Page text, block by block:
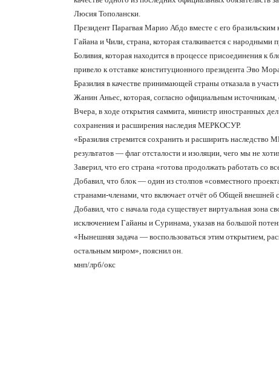
Люсия Тополански.
Президент Парагвая Марио Абдо вместе с его
Гайана и Чили, страна, которая сталкивается с народными
Боливия, которая находится в процессе присоединения к
привело к отставке конституционного президента Эво
Бразилия в качестве принимающей страны отказала в
Жанин Аньес, которая, согласно официальным источникам,
Вчера, в ходе открытия саммита, министр иностранных
сохранения и расширения наследия МЕРКОСУР.
«Бразилия стремится сохранить и расширить
результатов — флаг отсталости и изоляции, чего мы не
Заверил, что его страна «готова продолжать работать
Добавил, что блок — один из столпов «совместного
странами-членами, что включает отчёт об Общей внешней
Добавил, что с начала года существует виртуальная
исключением Гайаны и Суринама, указав на большой
«Нынешняя задача — воспользоваться этим открытием,
остальным миром», пояснил он.
мнп/лрб/окс